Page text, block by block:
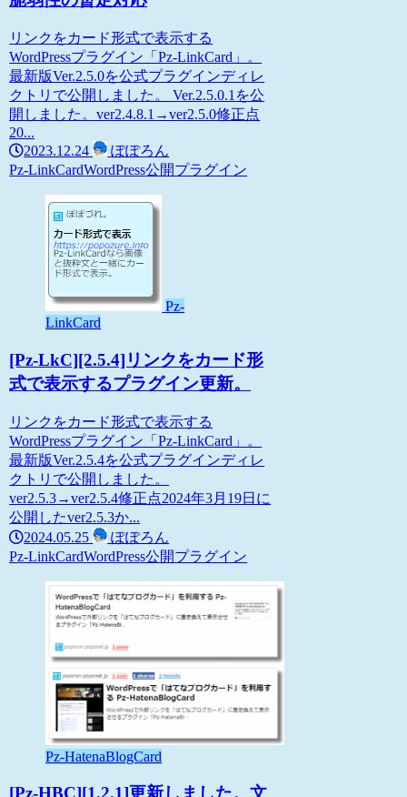
リンクをカード形式で表示する
WordPressプラグイン「Pz-LinkCard」。
最新版Ver.2.5.0を公式プラグインディレ
クトリで公開しました。 Ver.2.5.0.1を公
開しました。ver2.4.8.1→ver2.5.0修正点
20...
2023.12.24
ぽぽろん
Pz-LinkCardWordPress公開プラグイン
Pz-
LinkCard
[Pz-LkC][2.5.4]リンクをカード形
式で表示するプラグイン更新。
リンクをカード形式で表示する
WordPressプラグイン「Pz-LinkCard」。
最新版Ver.2.5.4を公式プラグインディレ
クトリで公開しました。
ver2.5.3→ver2.5.4修正点2024年3月19日に
公開したver2.5.3か...
2024.05.25
ぽぽろん
Pz-LinkCardWordPress公開プラグイン
Pz-HatenaBlogCard